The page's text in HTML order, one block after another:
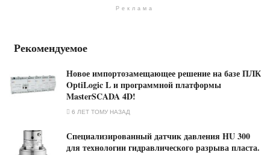
Реклама
Рекомендуемое
Новое импортозамещающее решение на базе ПЛК
OptiLogic L и программной платформы
MasterSCADA 4D!
6 ЛЕТ ТОМУ НАЗАД
Специализированный датчик давления HU 300
для технологии гидравлического разрыва пласта.